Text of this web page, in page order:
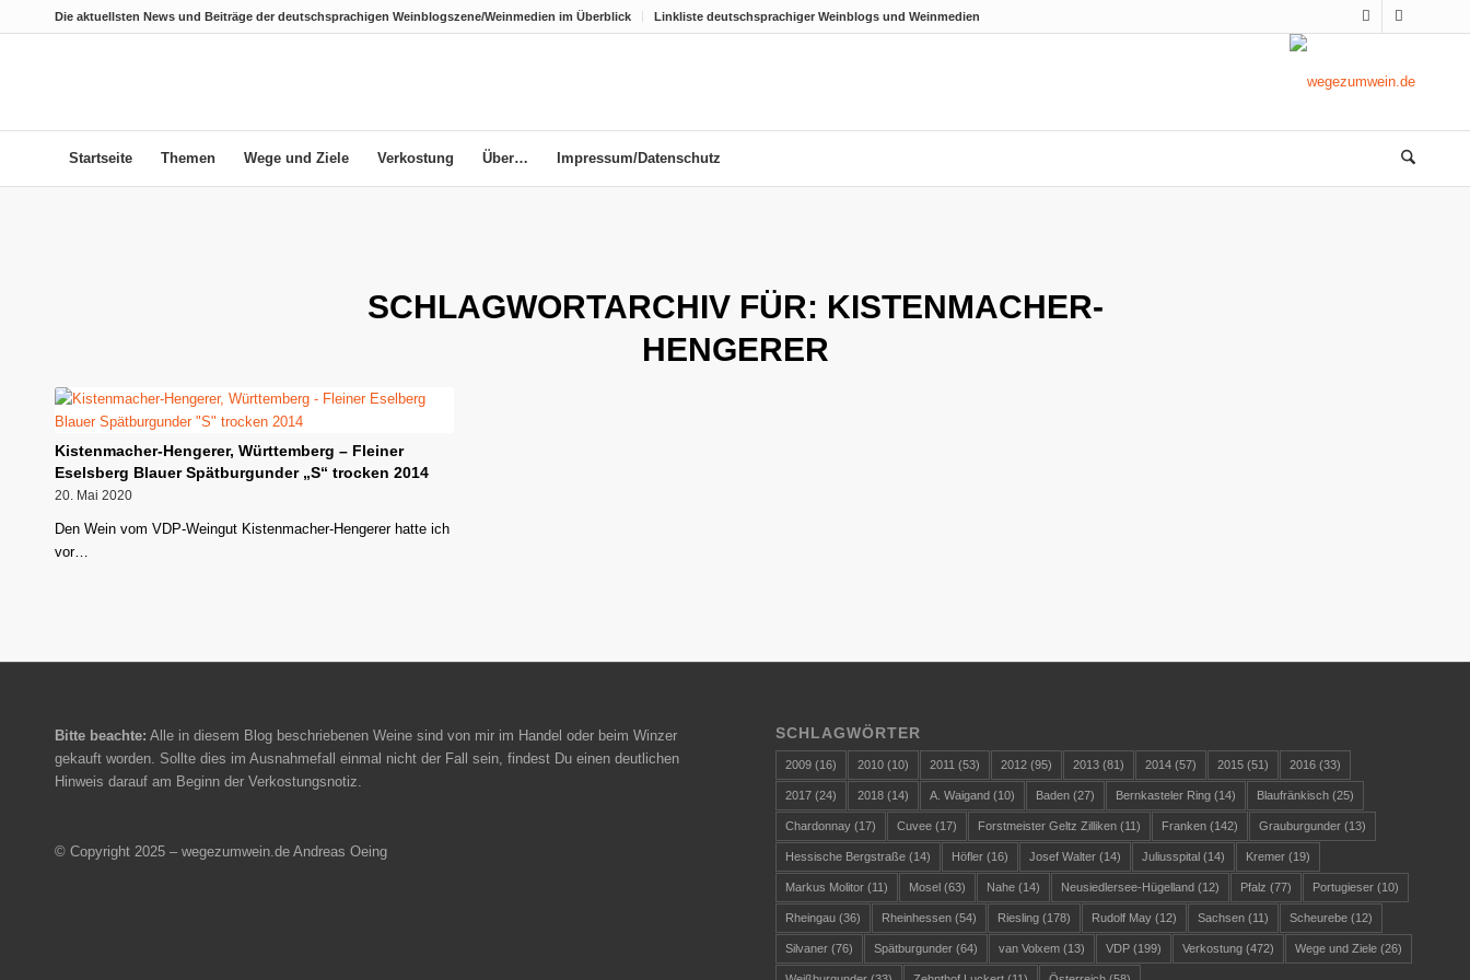
Die aktuellsten News und Beiträge der deutschsprachigen Weinblogszene/Weinmedien im Überblick Linkliste deutschsprachiger Weinblogs und Weinmedien
Startseite Themen Wege und Ziele Verkostung Über… Impressum/Datenschutz
SCHLAGWORTARCHIV FÜR: KISTENMACHER-
HENGERER
Kistenmacher-Hengerer, Württemberg – Fleiner
Eselsberg Blauer Spätburgunder „S“ trocken 2014
20. Mai 2020
Den Wein vom VDP-Weingut Kistenmacher-Hengerer hatte ich
vor…
Bitte beachte: Alle in diesem Blog beschriebenen Weine sind von mir im Handel oder beim Winzer
gekauft worden. Sollte dies im Ausnahmefall einmal nicht der Fall sein, findest Du einen deutlichen
Hinweis darauf am Beginn der Verkostungsnotiz.
© Copyright 2025 – wegezumwein.de Andreas Oeing
SCHLAGWÖRTER
2009 (16) 2010 (10) 2011 (53) 2012 (95) 2013 (81) 2014 (57) 2015 (51) 2016 (33)
2017 (24) 2018 (14) A. Waigand (10) Baden (27) Bernkasteler Ring (14) Blaufränkisch (25)
Chardonnay (17) Cuvee (17) Forstmeister Geltz Zilliken (11) Franken (142) Grauburgunder (13)
Hessische Bergstraße (14) Höfler (16) Josef Walter (14) Juliusspital (14) Kremer (19)
Markus Molitor (11) Mosel (63) Nahe (14) Neusiedlersee-Hügelland (12) Pfalz (77) Portugieser (10)
Rheingau (36) Rheinhessen (54) Riesling (178) Rudolf May (12) Sachsen (11) Scheurebe (12)
Silvaner (76) Spätburgunder (64) van Volxem (13) VDP (199) Verkostung (472) Wege und Ziele (26)